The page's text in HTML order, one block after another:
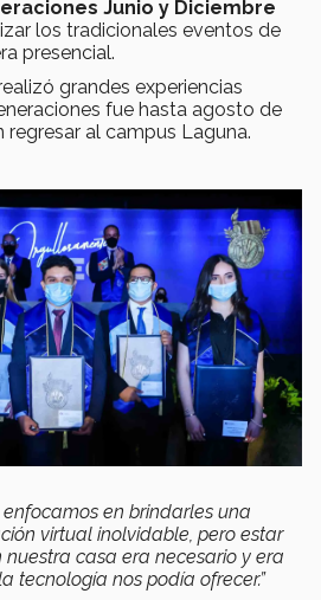
Junio y Diciembre
los tradicionales eventos de
presencial.
grandes experiencias
fue hasta agosto de
al campus Laguna.
enfocamos en brindarles una
virtual inolvidable, pero estar
casa era necesario y era
tecnología nos podía ofrecer.”